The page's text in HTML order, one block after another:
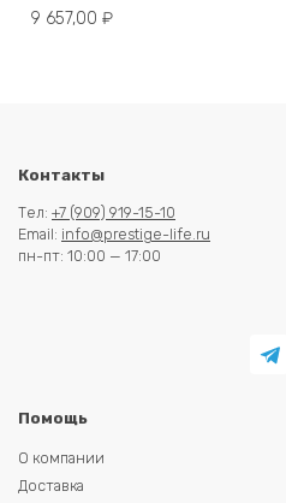
9 657,00 ₽
Контакты
Тел: +7 (909) 919-15-10
Email: info@prestige-life.ru
пн-пт: 10:00 — 17:00
Помощь
О компании
Доставка